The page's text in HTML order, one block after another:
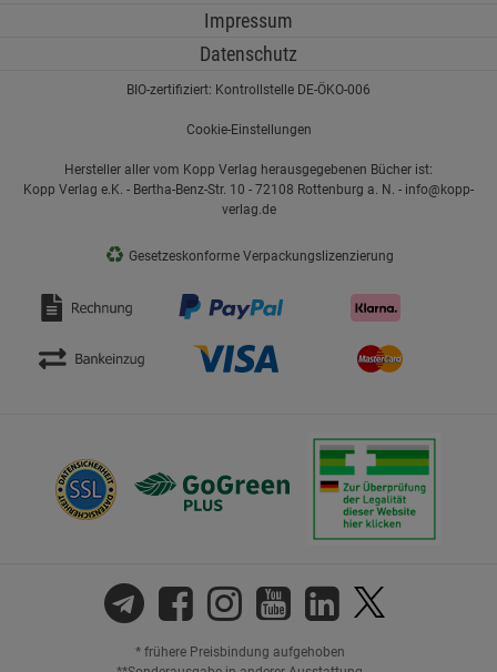
Impressum
Datenschutz
BIO-zertifiziert: Kontrollstelle DE-ÖKO-006
Cookie-Einstellungen
Hersteller aller vom Kopp Verlag herausgegebenen Bücher ist:
Kopp Verlag e.K. - Bertha-Benz-Str. 10 - 72108 Rottenburg a. N. - info@kopp-
verlag.de
♻ Gesetzeskonforme Verpackungslizenzierung
* frühere Preisbindung aufgehoben
Marketing Cookies (3)
Datenschutzerklärung Impressum